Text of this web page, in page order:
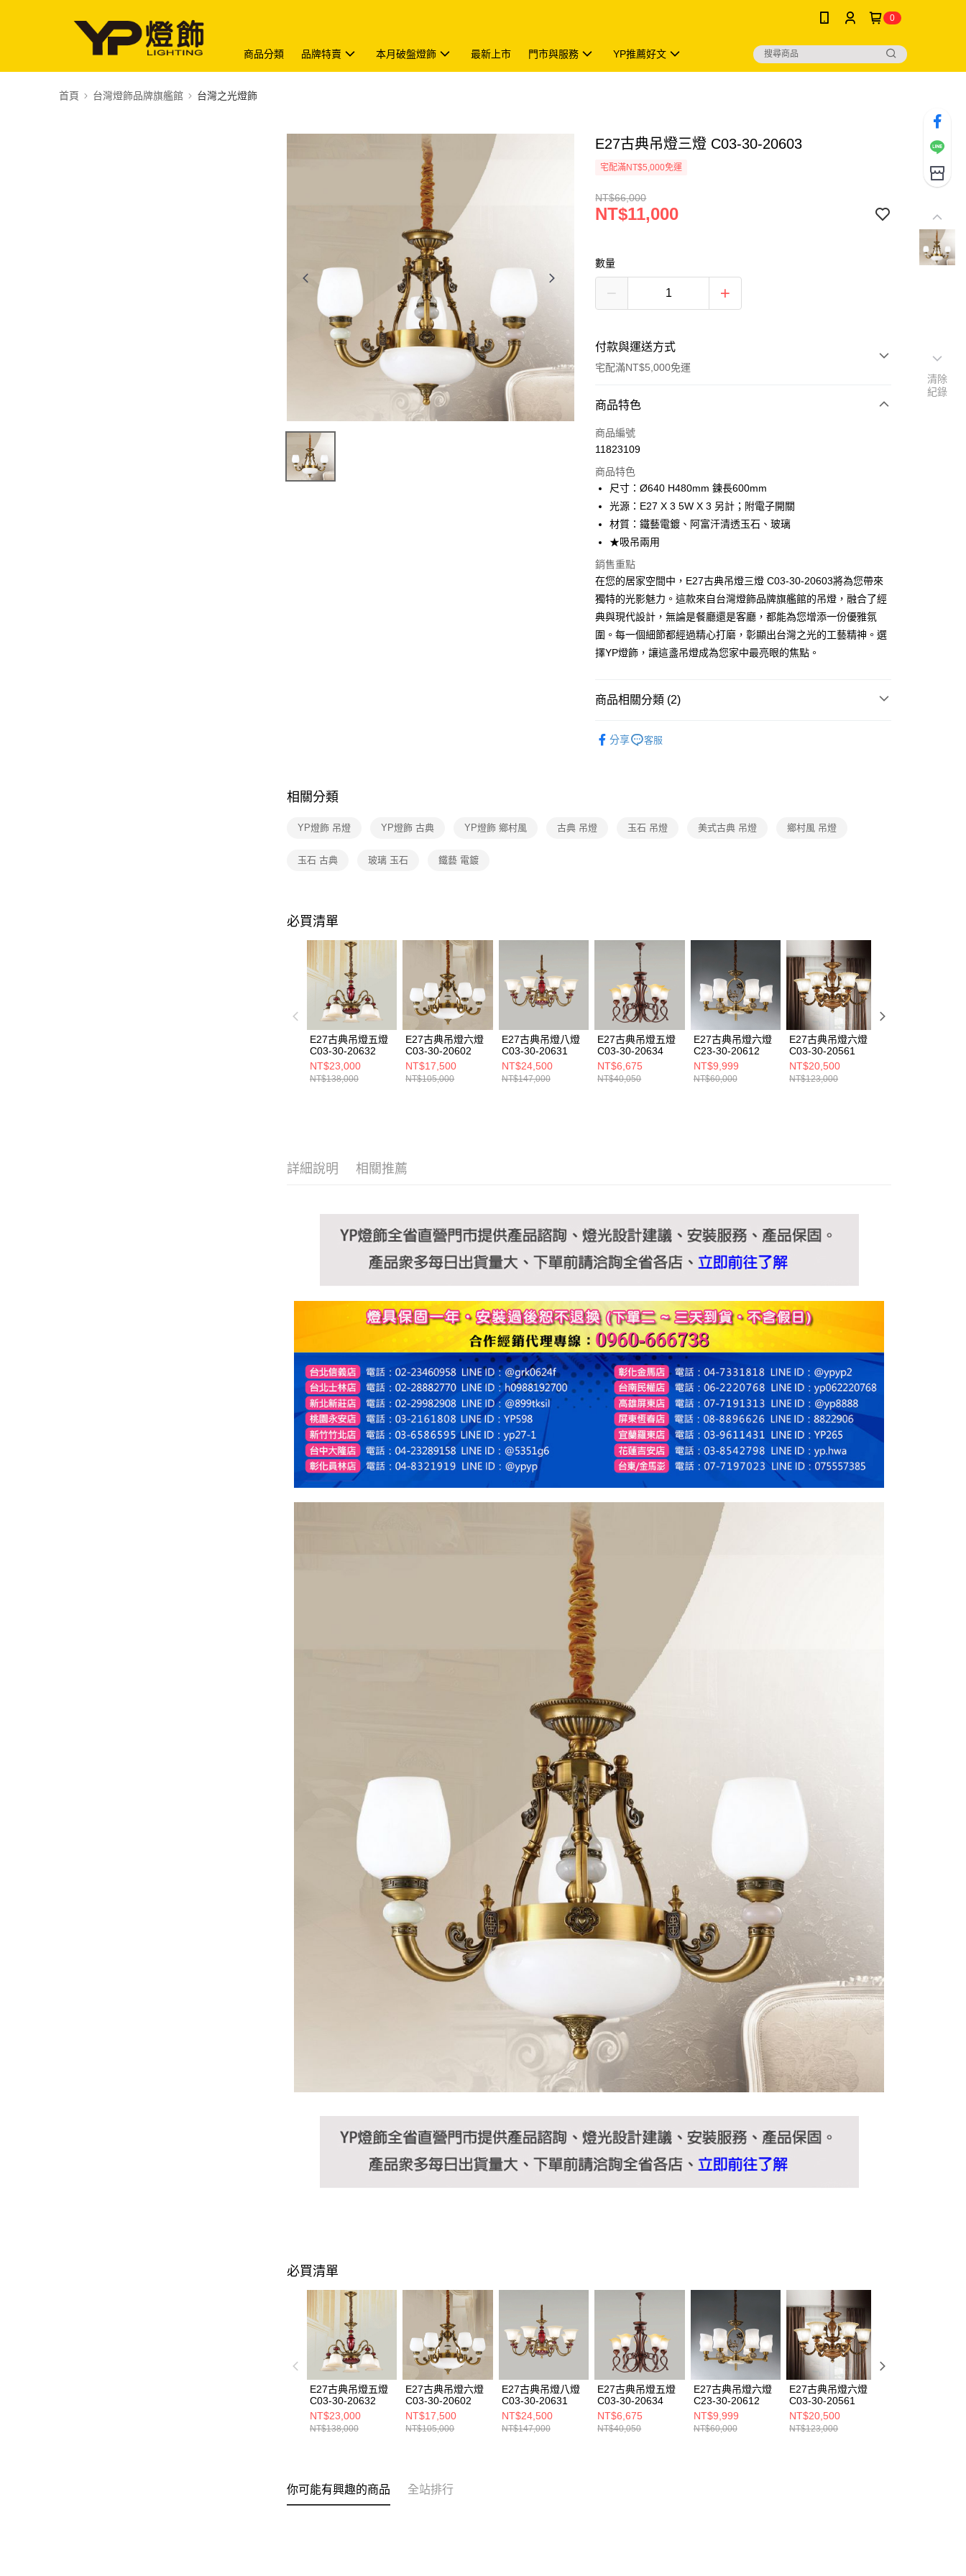
0
商品分類 品牌特賣 本月破盤燈飾 最新上市 門市與服務 YP推薦好文
首頁 台灣燈飾品牌旗艦館 台灣之光燈飾
E27古典吊燈三燈 C03-30-20603
宅配滿NT$5,000免運
NT$66,000
NT$11,000
數量
付款與運送方式
宅配滿NT$5,000免運
付款方式
信用卡一次付款
Apple Pay
街口支付
悠遊付
Google Pay
AFTEE先享後付
相關說明
【關於「AFTEE先享後付」】
AFTEE先享後付是「在收到商品之後才付款」的支付方式。 讓您購物簡單
２．便利：只要手機號碼，簡訊認證，即可結帳。
【「AFTEE先享後付」結帳流程】
絡購買商品的店家。未經商家同意取消之訂單仍視為有效，需透過AFTEE
求債權轉讓予恩沛科技股份有限公司。
２．關於個人資料處理事宜，請瀏覽以下網址：
https://aftee.tw/terms/#terms3
３．未成年的使用者請事先徵得法定代理人或監護人之同意方可使用
「AFTEE先享後付」，若未經同意申辦者引起之損失，本公司不負相關責
任。
４．使用「AFTEE先享後付」時，將依據個別帳號之用戶狀況，依本公司
即時審查核予不同之上限額度；若仍有額度不足之情形，本公司將視審查
結果請求用戶進行身份認證。
５．嚴禁一人註冊多個帳號或使用他人資訊註冊。若發現惡意使用之情
形，恩沛科技股份有限公司將有權停止該用戶之使用額度並採取法律行
ATM付款
運送方式
新竹貨運宅配
商品特色
商品編號
11823109
商品特色
尺寸：Ø640 H480mm 鍊長600mm
光源：E27 X 3 5W X 3 另計；附電子開關
材質：鐵藝電鍍、阿富汗清透玉石、玻璃
★吸吊兩用
銷售重點
在您的居家空間中，E27古典吊燈三燈 C03-30-20603將為您帶來
獨特的光影魅力。這款來自台灣燈飾品牌旗艦館的吊燈，融合了經
典與現代設計，無論是餐廳還是客廳，都能為您增添一份優雅氛
圍。每一個細節都經過精心打磨，彰顯出台灣之光的工藝精神。選
擇YP燈飾，讓這盞吊燈成為您家中最亮眼的焦點。
商品相關分類 (2)
分享 客服
相關分類
YP燈飾 吊燈 YP燈飾 古典 YP燈飾 鄉村風 古典 吊燈 玉石 吊燈 美式古典 吊燈 鄉村風 吊燈
玉石 古典 玻璃 玉石 鐵藝 電鍍
必買清單
E27古典吊燈五燈
C03-30-20632
NT$23,000
NT$138,000
E27古典吊燈六燈
C03-30-20602
NT$17,500
NT$105,000
E27古典吊燈八燈
C03-30-20631
NT$24,500
NT$147,000
E27古典吊燈五燈
C03-30-20634
NT$6,675
NT$40,050
E27古典吊燈六燈
C23-30-20612
NT$9,999
NT$60,000
E27古典吊燈六燈
C03-30-20561
NT$20,500
NT$123,000
詳細說明 相關推薦
必買清單
E27古典吊燈五燈
C03-30-20632
NT$23,000
NT$138,000
E27古典吊燈六燈
C03-30-20602
NT$17,500
NT$105,000
E27古典吊燈八燈
C03-30-20631
NT$24,500
NT$147,000
E27古典吊燈五燈
C03-30-20634
NT$6,675
NT$40,050
E27古典吊燈六燈
C23-30-20612
NT$9,999
NT$60,000
E27古典吊燈六燈
C03-30-20561
NT$20,500
NT$123,000
你可能有興趣的商品 全站排行
清除
紀錄